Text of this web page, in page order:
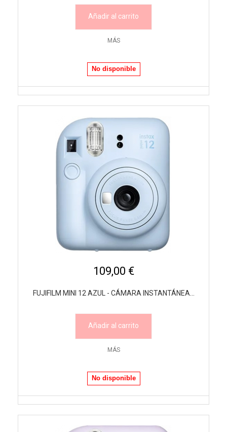
Añadir al carrito
MÁS
No disponible
109,00 €
FUJIFILM MINI 12 AZUL - CÁMARA INSTANTÁNEA...
Añadir al carrito
MÁS
No disponible